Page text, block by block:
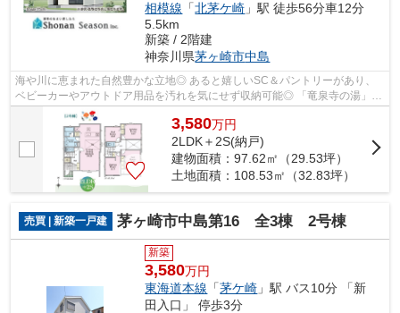
相模線 「北茅ケ崎 」駅 徒歩56分車12分
5.5km
新築 / 2階建
神奈川県茅ヶ崎市中島
海や川に恵まれた自然豊かな立地◎ あると嬉しいSC＆パントリーがあり、
ベビーカーやアウトドア用品を汚れを気にせず収納可能◎ 「竜泉寺の湯」ま
で徒歩14分。休日は気軽に温泉やサウナ...
3,580万円
2LDK＋2S(納戸)
建物面積：97.62㎡（29.53坪）
土地面積：108.53㎡（32.83坪）
売買 | 新築一戸建 茅ヶ崎市中島第16 全3棟 2号棟
新築
3,580万円
東海道本線 「茅ケ崎 」駅 バス10分 「新
田入口」 停歩3分